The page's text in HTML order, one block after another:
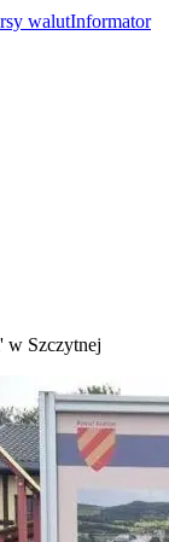
walutInformator
w Szczytnej